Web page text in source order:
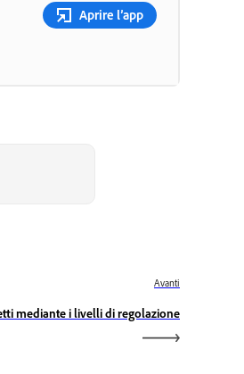
Aprire l’app
Avanti
mediante i livelli di regolazione